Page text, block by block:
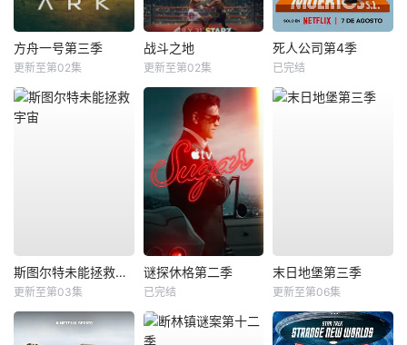
方舟一号第三季
更新至第02集
战斗之地
更新至第02集
死人公司第4季
已完结
斯图尔特未能拯救宇宙
更新至第03集
谜探休格第二季
已完结
末日地堡第三季
更新至第06集